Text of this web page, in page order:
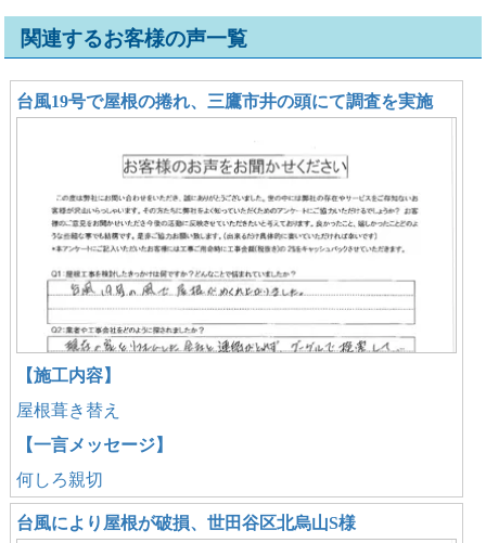
関連するお客様の声一覧
台風19号で屋根の捲れ、三鷹市井の頭にて調査を実施
【施工内容】
屋根葺き替え
【一言メッセージ】
何しろ親切
台風により屋根が破損、世田谷区北烏山S様